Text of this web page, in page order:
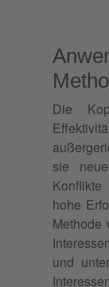
Die
sie
hohe
Methode
und